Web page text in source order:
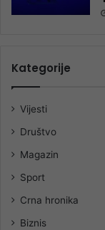
Kategorije
Vijesti
Društvo
Magazin
Sport
Crna hronika
Biznis